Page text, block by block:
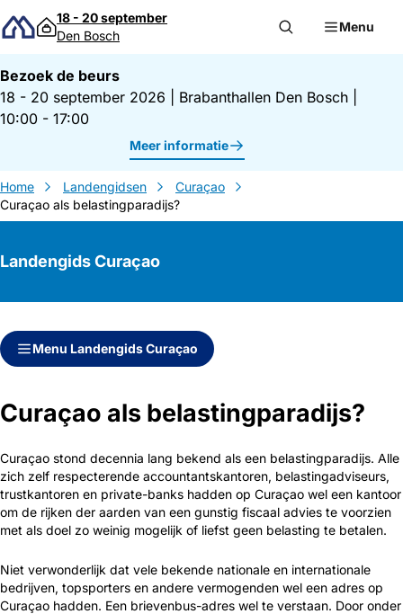
Direct naar inhoud
18 - 20 september
Den Bosch
Menu
Bezoek de beurs
18 - 20 september 2026
Brabanthallen Den Bosch
10:00 - 17:00
Meer informatie
Home Landengidsen
Curaçao
Curaçao als belastingparadijs?
Landengids Curaçao
Direct naar inhoud
Direct naar zijbalk
Menu Landengids Curaçao
Curaçao als belastingparadijs?
Curaçao stond decennia lang bekend als een belastingparadijs. Alle
zich zelf respecterende accountantskantoren, belastingadviseurs,
trustkantoren en private-banks hadden op Curaçao wel een kantoor
om de rijken der aarden van een gunstig fiscaal advies te voorzien
met als doel zo weinig mogelijk of liefst geen belasting te betalen.
Niet verwonderlijk dat vele bekende nationale en internationale
bedrijven, topsporters en andere vermogenden wel een adres op
Curaçao hadden. Een brievenbus-adres wel te verstaan. Door onder